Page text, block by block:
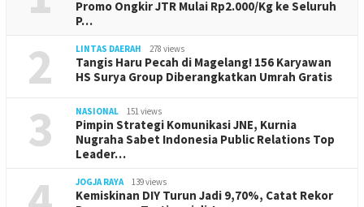
Promo Ongkir JTR Mulai Rp2.000/Kg ke Seluruh
P…
2 LINTAS DAERAH 278 views
Tangis Haru Pecah di Magelang! 156 Karyawan
HS Surya Group Diberangkatkan Umrah Gratis
3 NASIONAL 151 views
Pimpin Strategi Komunikasi JNE, Kurnia
Nugraha Sabet Indonesia Public Relations Top
Leader…
JOGJA RAYA 139 views
Kemiskinan DIY Turun Jadi 9,70%, Catat Rekor